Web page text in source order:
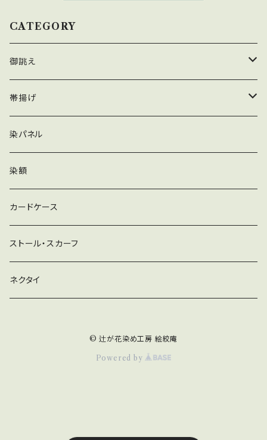
CATEGORY
御誂え
帯揚げ
雪花絞り
辻が花
ストール・スカーフ
帯揚げ
辻が花
雪花絞り
むら絞り
染パネル
染額
カードケース
ストール・スカーフ
ネクタイ
© 辻が花染め工房 絵絞庵
Powered by